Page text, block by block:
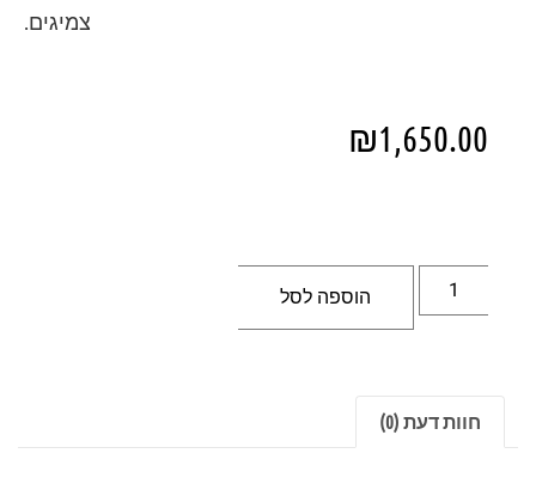
צמיגים.
₪1,650.00
הוספה לסל
חוות דעת (0)